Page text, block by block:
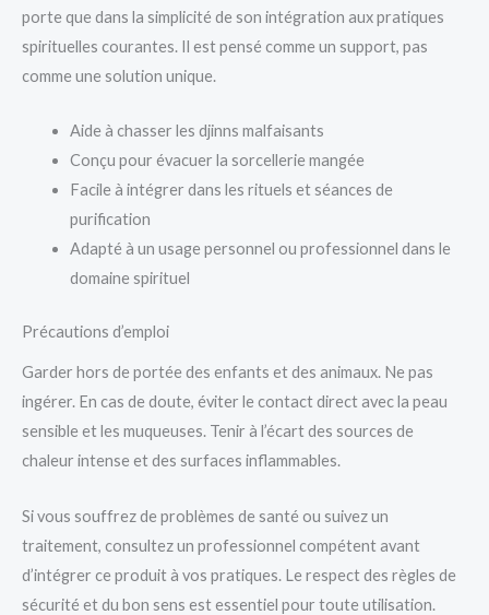
porte que dans la simplicité de son intégration aux pratiques
spirituelles courantes. Il est pensé comme un support, pas
comme une solution unique.
Aide à chasser les djinns malfaisants
Conçu pour évacuer la sorcellerie mangée
Facile à intégrer dans les rituels et séances de
purification
Adapté à un usage personnel ou professionnel dans le
domaine spirituel
Précautions d’emploi
Garder hors de portée des enfants et des animaux. Ne pas
ingérer. En cas de doute, éviter le contact direct avec la peau
sensible et les muqueuses. Tenir à l’écart des sources de
chaleur intense et des surfaces inflammables.
Si vous souffrez de problèmes de santé ou suivez un
traitement, consultez un professionnel compétent avant
d’intégrer ce produit à vos pratiques. Le respect des règles de
sécurité et du bon sens est essentiel pour toute utilisation.